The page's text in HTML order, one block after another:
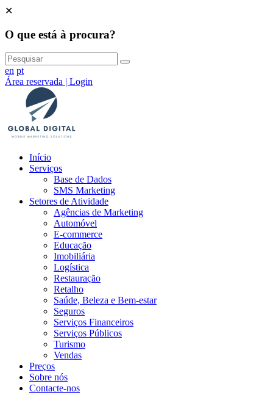
✕
O que está à procura?
en pt
Área reservada | Login
Início
Serviços
Base de Dados
SMS Marketing
Setores de Atividade
Agências de Marketing
Automóvel
E-commerce
Educação
Imobiliária
Logística
Restauração
Retalho
Saúde, Beleza e Bem-estar
Seguros
Serviços Financeiros
Serviços Públicos
Turismo
Vendas
Preços
Sobre nós
Contacte-nos